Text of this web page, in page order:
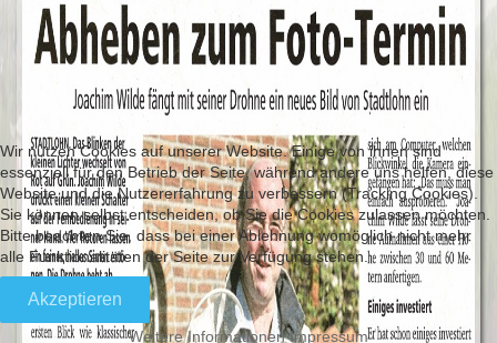
Wir nutzen Cookies auf unserer Website. Einige von ihnen sind
essenziell für den Betrieb der Seite, während andere uns helfen, diese
Website und die Nutzererfahrung zu verbessern (Tracking Cookies).
Sie können selbst entscheiden, ob Sie die Cookies zulassen möchten.
Bitte beachten Sie, dass bei einer Ablehnung womöglich nicht mehr
alle Funktionalitäten der Seite zur Verfügung stehen.
Akzeptieren
Weitere Informationen Impressum